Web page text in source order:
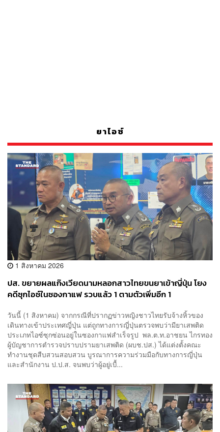
ยาไอซ์
1 สิงหาคม 2026
ปส. ขยายผลแก๊งเวียดนามหลอกสาวไทยขนยาเข้าญี่ปุ่น โยง
คดีซุกไอซ์ในซองกาแฟ รวบแล้ว 1 ตามตัวเพิ่มอีก 1
วันนี้ (1 สิงหาคม) จากกรณีที่ปรากฏข่าวหญิงชาวไทยรับจ้างหิ้วของ
เดินทางเข้าประเทศญี่ปุ่น แต่ถูกทางการญี่ปุ่นตรวจพบว่ามียาเสพติด
ประเภทไอซ์ซุกซ่อนอยู่ในซองกาแฟสำเร็จรูป ​พล.ต.ท.อาชยน ไกรทอง
ผู้บัญชาการตำรวจปราบปรามยาเสพติด (ผบช.ปส.) ได้แต่งตั้งคณะ
ทำงานชุดสืบสวนสอบสวน บูรณาการความร่วมมือกับทางการญี่ปุ่น
และสำนักงาน ป.ป.ส. จนพบว่าผู้อยู่เบื้...